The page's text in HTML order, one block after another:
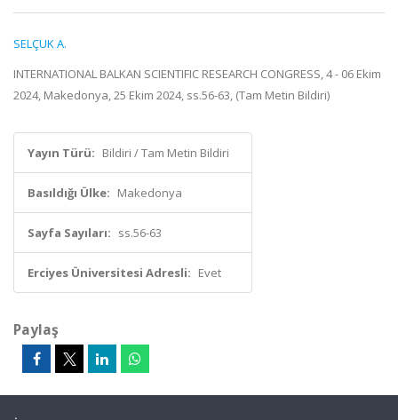
SELÇUK A.
INTERNATIONAL BALKAN SCIENTIFIC RESEARCH CONGRESS, 4 - 06 Ekim
2024, Makedonya, 25 Ekim 2024, ss.56-63, (Tam Metin Bildiri)
Yayın Türü: Bildiri / Tam Metin Bildiri
Basıldığı Ülke: Makedonya
Sayfa Sayıları: ss.56-63
Erciyes Üniversitesi Adresli: Evet
Paylaş